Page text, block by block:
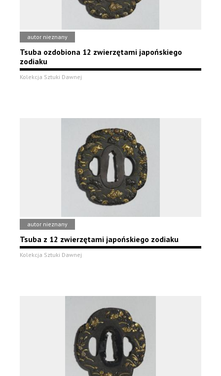
autor nieznany
Tsuba ozdobiona 12 zwierzętami japońskiego
zodiaku
Kolekcja Sztuki Dawnej
autor nieznany
Tsuba z 12 zwierzętami japońskiego zodiaku
Kolekcja Sztuki Dawnej